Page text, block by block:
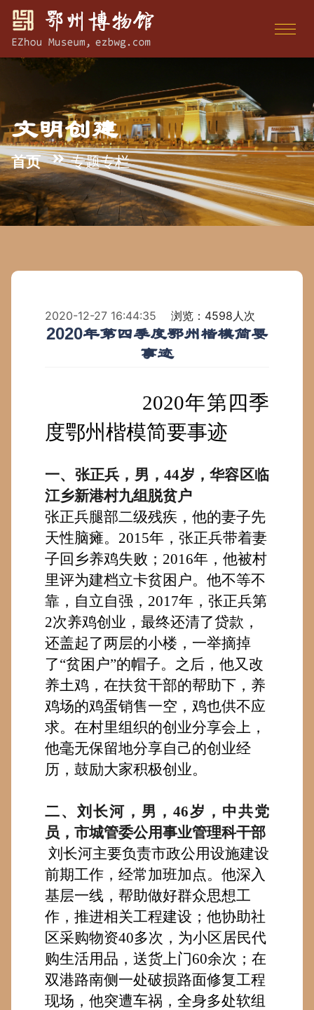
文明创建
首页 专题专栏
2020-12-27 16:44:35 浏览：4598人次
2020年第四季度鄂州楷模简要
事迹
2020年第四季
度鄂州楷模简要事迹
一、张正兵， 男 ，44岁，华容区临
江乡新港村九组 脱贫户
张正兵腿部二级残疾 ， 他的妻子先
天性脑瘫。 2015年，张正兵带着妻
子回乡养鸡失败； 2016年，他被村
里评为建档立卡贫困户。 他不等不
靠，自立自强， 2017年，张正兵第
2次养鸡创业， 最终还清了贷款，
还盖起了两层的小楼 ，一举摘掉
了“贫困户”的帽子。 之后，他又 改
养土鸡， 在扶贫干部的帮助下， 养
鸡场的鸡蛋销售一空，鸡也供不应
求。在村里组织的创业分享会上，
他毫无保留地分享自己的创业经
历，鼓励大家积极创业。
二、 刘长河，男，46岁，中共党
员，市城管委公用事业管理科干部
刘长河主要负责市政公用设施建设
前期工作， 经常加班加点。 他深入
基层一线 ，帮助做好群众思想工
作， 推进相关工程建设；他协助社
区采购物资40多次，为小区居民代
购生活用品，送货上门60余次 ； 在
双港路南侧一处破损路面修复工程
现场， 他突遭车祸，全身多处软组